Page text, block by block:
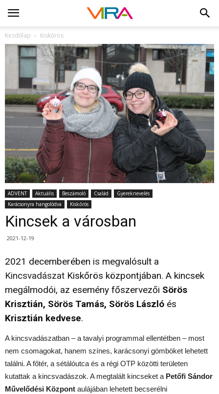
Kezdőlap Kiskőrös
ADVENT Aktuális Beszámoló Család
Gyereknevelés
Karácsonyra hangolódva
Kiskőrös
Kincsek a városban
2021-12-19
2021 decemberében is megvalósult a
Kincsvadászat Kiskőrös központjában. A kincsek
megálmodói, az esemény főszervezői Sörös
Krisztián, Sörös Tamás, Sörös László és
Krisztián kedvese.
A kincsvadászatban – a tavalyi programmal ellentétben – most
nem csomagokat, hanem színes, karácsonyi gömböket lehetett
találni. A főtér, a sétálóutca és a régi OTP közötti területen
kutattak a kincsvadászok. A megtalált kincseket a Petőfi Sándor
Művelődési Központ aulájában lehetett becserélni